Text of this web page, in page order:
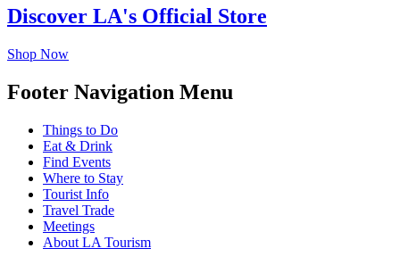
Discover LA's Official Store
Shop Now
Footer Navigation Menu
Things to Do
Eat & Drink
Find Events
Where to Stay
Tourist Info
Travel Trade
Meetings
About LA Tourism